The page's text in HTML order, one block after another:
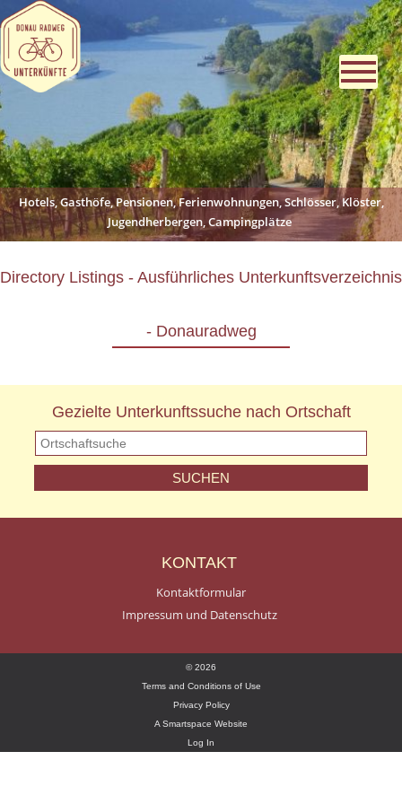
Hotels, Gasthöfe, Pensionen, Ferienwohnungen, Schlösser, Klöster,
Jugendherbergen, Campingplätze
Directory Listings - Ausführliches Unterkunftsverzeichnis
- Donauradweg
Gezielte Unterkunftssuche nach Ortschaft
KONTAKT
Kontaktformular
Impressum und Datenschutz
© 2026
Terms and Conditions of Use
Privacy Policy
A Smartspace Website
Log In